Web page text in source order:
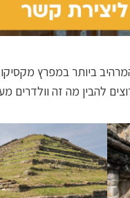
ביותר במפרץ
להבין מה זה וולדרים